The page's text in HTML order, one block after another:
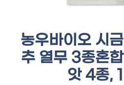
농우바이오 시
추 열무 3종혼
앗 4종,